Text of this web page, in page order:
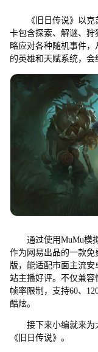
《旧日传说》以克苏
卡包含探索、解谜、
略应对各种随机事件
的英雄和天赋系统，会
通过使用MuMu模拟
作为网易出品的一款免
版，能适配市面主流
站主播好评。不仅兼
帧率限制，支持60、
酷炫。
接下来小编就来为
《旧日传说》。